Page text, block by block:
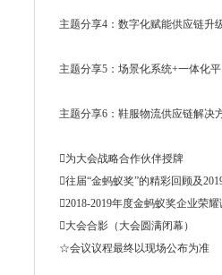
主题分享4：数字化赋能供应链升
主题分享5：场景化系统+一体化
主题分享6：鞋服物流供应链解决
为大会战略合作伙伴授牌
往届“金蚂蚁奖”的精彩回顾及
2018-2019年度金蚂蚁奖企业荣
大会合影（大会圆满闭幕）
☆会议议程最终以现场公布为准